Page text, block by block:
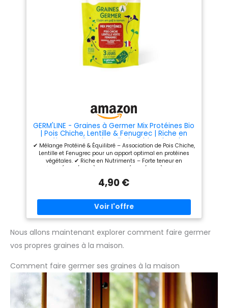
Fabrication Française –
Conditionné en sachet
doypack recyclable de 150 g
pour une conservation
GERM'LINE - Graines à Germer Mix Protéines Bio
| Pois Chiche, Lentille & Fenugrec | Riche en
Protéines & Fibres | Facile à Cultiver | Sachet
200g | Fabrication Française
✔ Mélange Protéiné & Équilibré – Association de Pois Chiche,
Lentille et Fenugrec pour un apport optimal en protéines
végétales. ✔ Riche en Nutriments – Forte teneur en
protéines (7,9 g/100 g) et en fibres (5,7 g/100 g), idéal pour
– Trempage d’une nuit, germination rapide en 3 à 4 jours
& Texture Croquante – Pousses à la fois tendres et
croquantes, parfaites pour dynamiser vos plats. ✔
Fabrication Française & Bio – Graines issues de l’agriculture
biologique, certifiées Ecocert FR-BIO-01, sans OGM ni
pesticides.
4,90 €
Nous allons maintenant explorer comment faire germer
vos propres graines à la maison.
Comment faire germer ses graines à la maison